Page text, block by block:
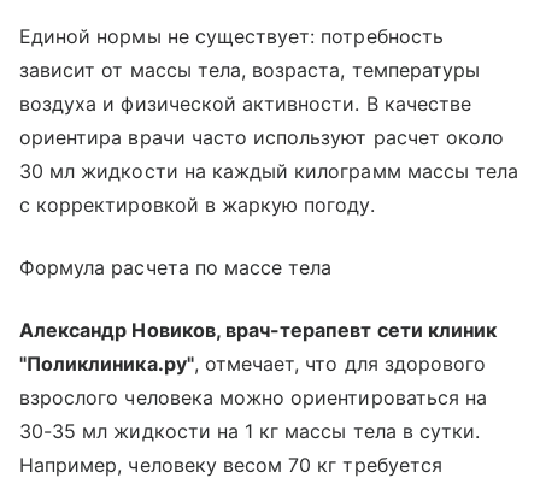
Единой нормы не существует: потребность
зависит от массы тела, возраста, температуры
воздуха и физической активности. В качестве
ориентира врачи часто используют расчет около
30 мл жидкости на каждый килограмм массы тела
с корректировкой в жаркую погоду.
Формула расчета по массе тела
Александр Новиков, врач-терапевт сети клиник
"Поликлиника.ру", отмечает, что для здорового
взрослого человека можно ориентироваться на
30-35 мл жидкости на 1 кг массы тела в сутки.
Например, человеку весом 70 кг требуется